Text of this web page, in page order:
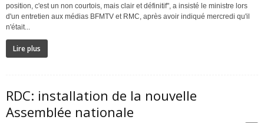
position, c'est un non courtois, mais clair et définitif", a insisté le ministre lors
d'un entretien aux médias BFMTV et RMC, après avoir indiqué mercredi qu'il
n'était...
Lire plus
RDC: installation de la nouvelle
Assemblée nationale